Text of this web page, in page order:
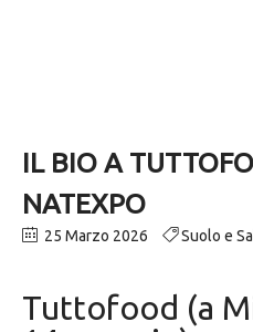
IL BIO A
NATEXPO
25 Marzo 2026 Suolo e
Tuttofood (a